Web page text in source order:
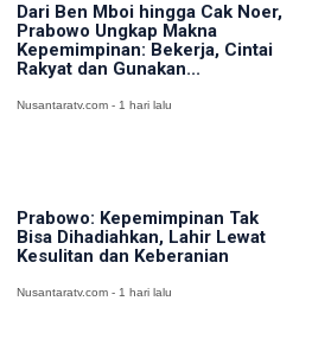
Dari Ben Mboi hingga Cak Noer,
Prabowo Ungkap Makna
Kepemimpinan: Bekerja, Cintai
Rakyat dan Gunakan...
Nusantaratv.com - 1 hari lalu
Prabowo: Kepemimpinan Tak
Bisa Dihadiahkan, Lahir Lewat
Kesulitan dan Keberanian
Nusantaratv.com - 1 hari lalu